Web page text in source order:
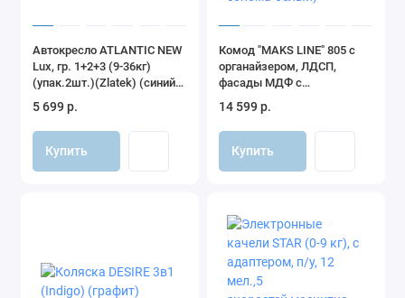
Автокресло ATLANTIC NEW
Lux, гр. 1+2+3 (9-36кг)
(упак.2шт.)(Zlatek) (синий
Адванс)
5 699 р.
Купить
Комод "MAKS LINE" 805 с
органайзером, ЛДСП,
фасады МДФ с
шариковыми
направляющими (дуб
сонома-белый)
14 599 р.
Купить